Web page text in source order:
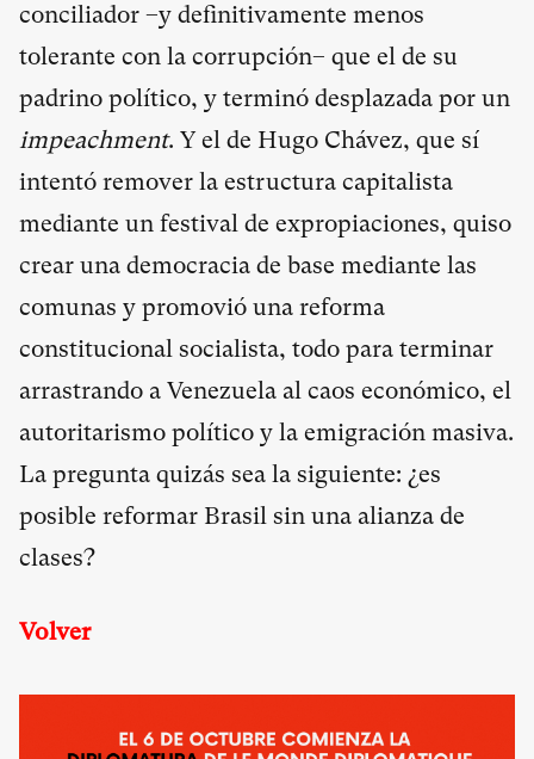
conciliador –y definitivamente menos
tolerante con la corrupción– que el de su
padrino político, y terminó desplazada por un
impeachment. Y el de Hugo Chávez, que sí
intentó remover la estructura capitalista
mediante un festival de expropiaciones, quiso
crear una democracia de base mediante las
comunas y promovió una reforma
constitucional socialista, todo para terminar
arrastrando a Venezuela al caos económico, el
autoritarismo político y la emigración masiva.
La pregunta quizás sea la siguiente: ¿es
posible reformar Brasil sin una alianza de
clases?
Volver